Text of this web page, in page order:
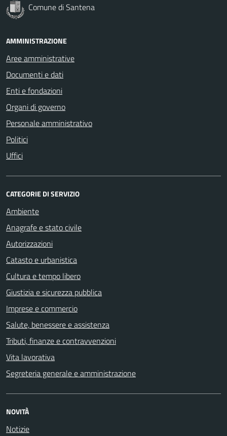
Comune di Santena
AMMINISTRAZIONE
Aree amministrative
Documenti e dati
Enti e fondazioni
Organi di governo
Personale amministrativo
Politici
Uffici
CATEGORIE DI SERVIZIO
Ambiente
Anagrafe e stato civile
Autorizzazioni
Catasto e urbanistica
Cultura e tempo libero
Giustizia e sicurezza pubblica
Imprese e commercio
Salute, benessere e assistenza
Tributi, finanze e contravvenzioni
Vita lavorativa
Segreteria generale e amministrazione
NOVITÀ
Notizie